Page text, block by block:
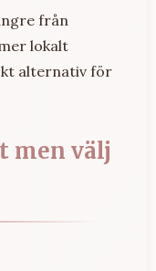
från
lokalt
alternativ för
men välj